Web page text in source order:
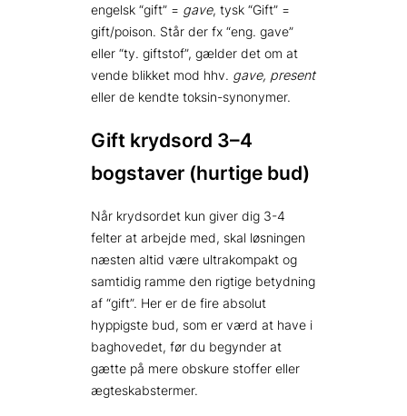
engelsk “gift” = gave, tysk “Gift” =
gift/poison. Står der fx “eng. gave”
eller “ty. giftstof”, gælder det om at
vende blikket mod hhv. gave, present
eller de kendte toksin-synonymer.
Gift krydsord 3–4
bogstaver (hurtige bud)
Når krydsordet kun giver dig 3-4
felter at arbejde med, skal løsningen
næsten altid være ultrakompakt og
samtidig ramme den rigtige betydning
af “gift”. Her er de fire absolut
hyppigste bud, som er værd at have i
baghovedet, før du begynder at
gætte på mere obskure stoffer eller
ægteskabstermer.